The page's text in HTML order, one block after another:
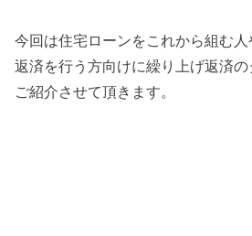
今回は住宅ローンをこれから組む
返済を行う方向けに繰り上げ返済
ご紹介させて頂きます。